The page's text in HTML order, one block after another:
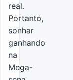
real.
Portanto,
sonhar
ganhando
na
Mega-